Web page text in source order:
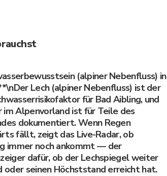
(alpiner Nebenfluss) in
Lech (alpiner Nebenfluss) ist der
für Bad Aibling, und
im Alpenvorland ist für Teile des
dokumentiert. Wenn Regen
fällt, zeigt das Live-Radar, ob
immer noch ankommt — der
dafür, ob der Lechspiegel weiter
oder seinen Höchststand erreicht hat.